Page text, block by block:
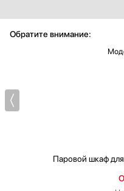
Обратите внимание:
Паровой шкаф